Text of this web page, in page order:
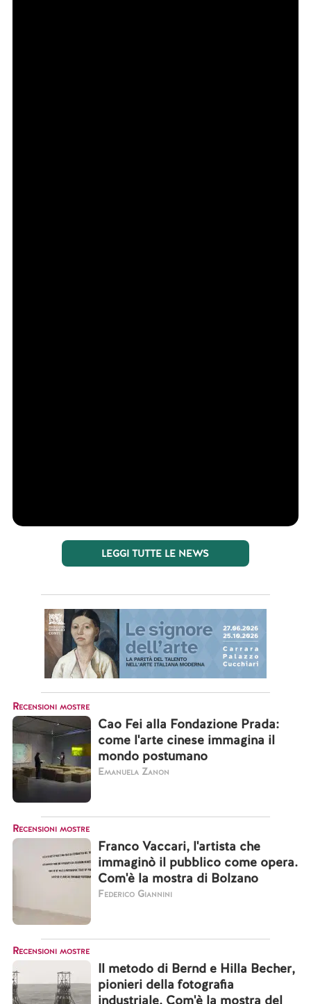
LEGGI TUTTE LE NEWS
Recensioni mostre
Cao Fei alla Fondazione Prada:
come l'arte cinese immagina il
mondo postumano
Emanuela Zanon
Recensioni mostre
Franco Vaccari, l'artista che
immaginò il pubblico come opera.
Com'è la mostra di Bolzano
Federico Giannini
Recensioni mostre
Il metodo di Bernd e Hilla Becher,
pionieri della fotografia
industriale. Com'è la mostra del